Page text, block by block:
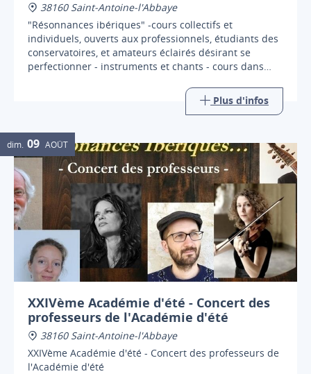
38160 Saint-Antoine-l'Abbaye
"Résonnances ibériques" -cours collectifs et
individuels, ouverts aux professionnels, étudiants des
conservatoires, et amateurs éclairés désirant se
perfectionner - instruments et chants - cours dans
Plus d'infos
dim. 09 AOÛT
XXIVème Académie d'été - Concert des
professeurs de l'Académie d'été
38160 Saint-Antoine-l'Abbaye
XXIVème Académie d'été - Concert des professeurs de
l'Académie d'été